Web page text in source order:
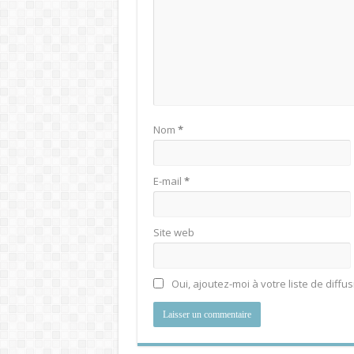
Nom *
E-mail *
Site web
Oui, ajoutez-moi à votre liste de